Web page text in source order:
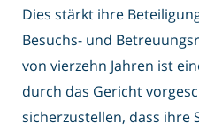
Dies stärkt ihre
Besuchs- und
von vierzehn Jahren ist
durch das Gericht
sicherzustellen, dass ihre